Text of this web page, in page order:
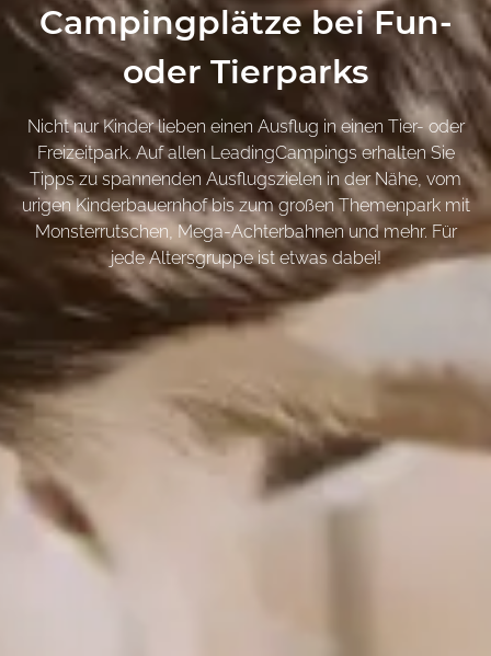
Campingplätze bei Fun-
oder Tierparks
Nicht nur Kinder lieben einen Ausflug in einen Tier- oder
Freizeitpark. Auf allen LeadingCampings erhalten Sie
Tipps zu spannenden Ausflugszielen in der Nähe, vom
urigen Kinderbauernhof bis zum großen Themenpark mit
Monsterrutschen, Mega-Achterbahnen und mehr. Für
jede Altersgruppe ist etwas dabei!